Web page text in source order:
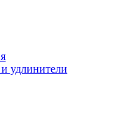
удлинители